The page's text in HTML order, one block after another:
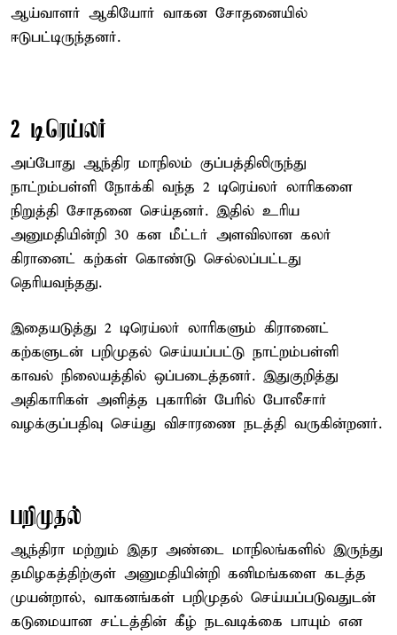
ஆய்வாளர் ஆகியோர் வாகன சோதனையில்
ஈடுபட்டிருந்தனர்.
2 டிரெய்லர்
அப்போது ஆந்திர மாநிலம் குப்பத்திலிருந்து
நாட்றம்பள்ளி நோக்கி வந்த 2 டிரெய்லர் லாரிகளை
நிறுத்தி சோதனை செய்தனர். இதில் உரிய
அனுமதியின்றி 30 கன மீட்டர் அளவிலான கலர்
கிரானைட் கற்கள் கொண்டு செல்லப்பட்டது
தெரியவந்தது.
இதையடுத்து 2 டிரெய்லர் லாரிகளும் கிரானைட்
கற்களுடன் பறிமுதல் செய்யப்பட்டு நாட்றம்பள்ளி
காவல் நிலையத்தில் ஒப்படைத்தனர். இதுகுறித்து
அதிகாரிகள் அளித்த புகாரின் பேரில் போலீசார்
வழக்குப்பதிவு செய்து விசாரணை நடத்தி வருகின்றனர்.
பறிமுதல்
ஆந்திரா மற்றும் இதர அண்டை மாநிலங்களில் இருந்து
தமிழகத்திற்குள் அனுமதியின்றி கனிமங்களை கடத்த
முயன்றால், வாகனங்கள் பறிமுதல் செய்யப்படுவதுடன்
கடுமையான சட்டத்தின் கீழ் நடவடிக்கை பாயும் என